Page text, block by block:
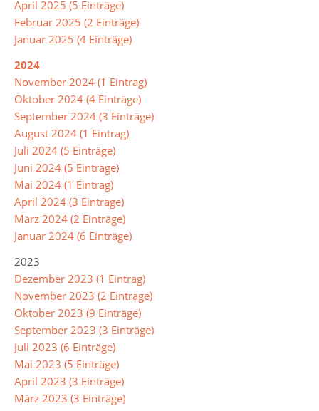
April 2025 (5 Einträge)
Februar 2025 (2 Einträge)
Januar 2025 (4 Einträge)
2024
November 2024 (1 Eintrag)
Oktober 2024 (4 Einträge)
September 2024 (3 Einträge)
August 2024 (1 Eintrag)
Juli 2024 (5 Einträge)
Juni 2024 (5 Einträge)
Mai 2024 (1 Eintrag)
April 2024 (3 Einträge)
März 2024 (2 Einträge)
Januar 2024 (6 Einträge)
2023
Dezember 2023 (1 Eintrag)
November 2023 (2 Einträge)
Oktober 2023 (9 Einträge)
September 2023 (3 Einträge)
Juli 2023 (6 Einträge)
Mai 2023 (5 Einträge)
April 2023 (3 Einträge)
März 2023 (3 Einträge)